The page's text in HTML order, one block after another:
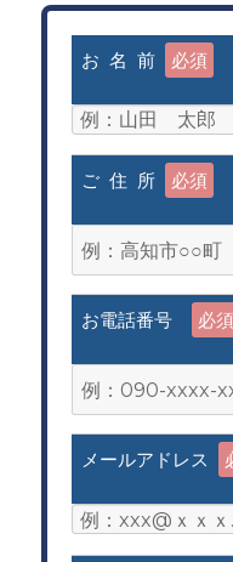
お 名 前 必須
ご 住 所 必須
お電話番号 必須
メールアドレス